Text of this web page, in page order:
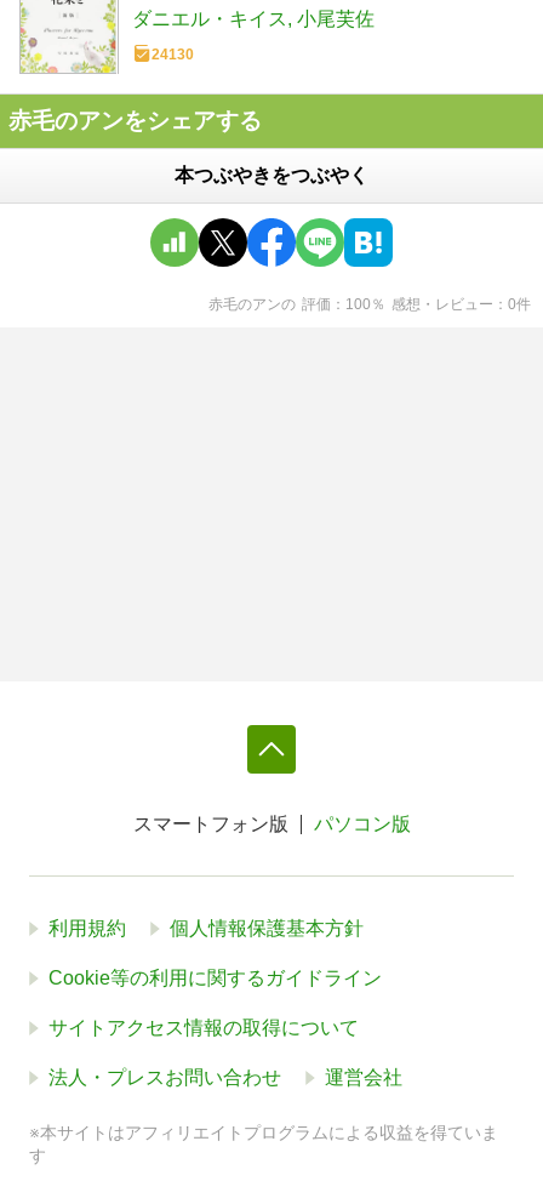
ダニエル・キイス 小尾芙佐
24130
赤毛のアンをシェアする
本つぶやきをつぶやく
赤毛のアンの 評価 100 ％ 感想・レビュー 0件
スマートフォン版 パソコン版
利用規約 個人情報保護基本方針
Cookie等の利用に関するガイドライン
サイトアクセス情報の取得について
法人・プレスお問い合わせ 運営会社
※本サイトはアフィリエイトプログラムによる収益を得ていま
す